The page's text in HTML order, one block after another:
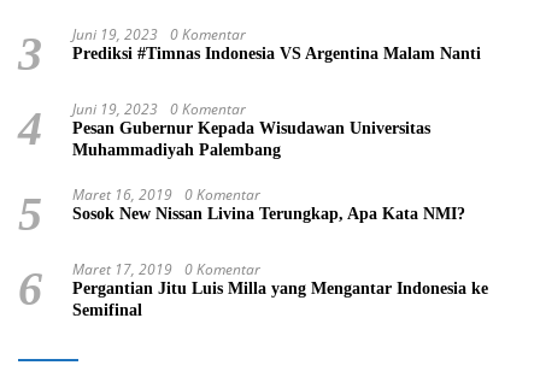
3 Juni 19, 2023 0 Komentar
Prediksi #Timnas Indonesia VS Argentina Malam Nanti
4 Juni 19, 2023 0 Komentar
Pesan Gubernur Kepada Wisudawan Universitas
Muhammadiyah Palembang
5 Maret 16, 2019 0 Komentar
Sosok New Nissan Livina Terungkap, Apa Kata NMI?
6 Maret 17, 2019 0 Komentar
Pergantian Jitu Luis Milla yang Mengantar Indonesia ke
Semifinal